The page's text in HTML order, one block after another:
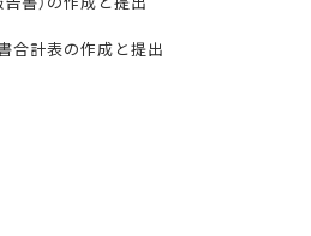
合計表の作成と提出